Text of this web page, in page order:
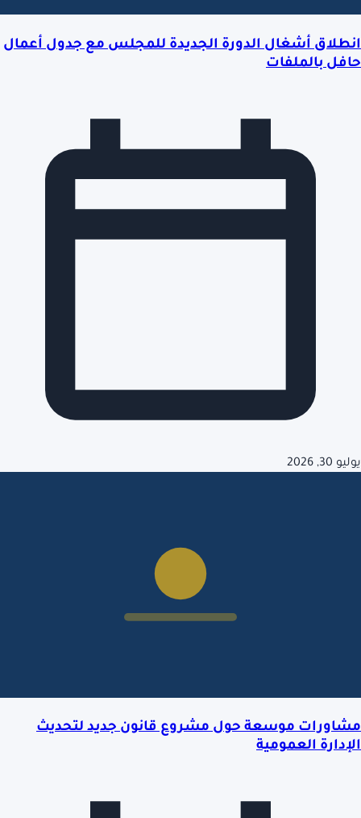
انطلاق أشغال الدورة الجديدة للمجلس مع جدول أعمال
حافل بالملفات
يوليو 30, 2026
مشاورات موسعة حول مشروع قانون جديد لتحديث
الإدارة العمومية